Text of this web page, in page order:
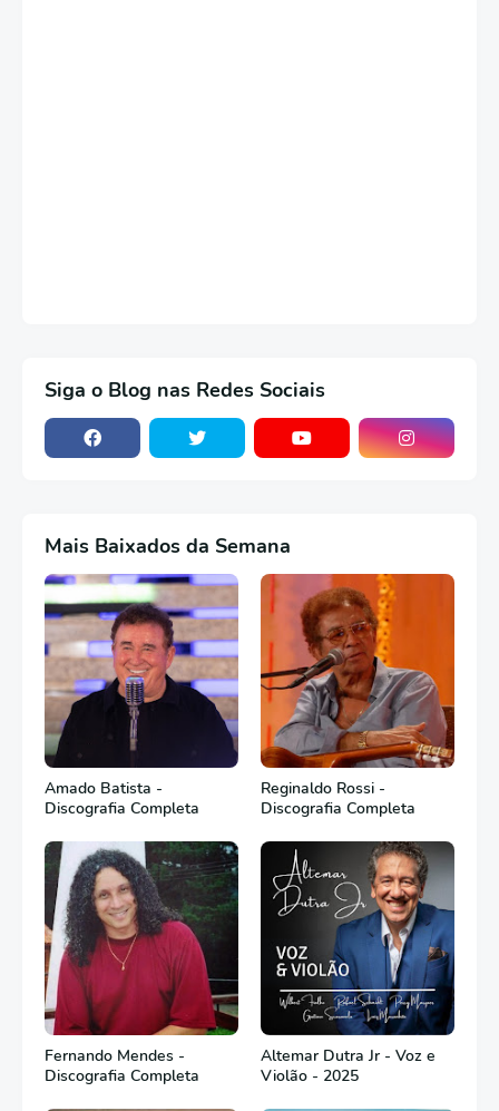
Siga o Blog nas Redes Sociais
Mais Baixados da Semana
Amado Batista -
Discografia Completa
Reginaldo Rossi -
Discografia Completa
Fernando Mendes -
Discografia Completa
Altemar Dutra Jr - Voz e
Violão - 2025